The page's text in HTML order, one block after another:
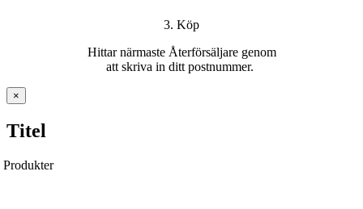
3. Köp
Hittarnärmaste Återförsäljare genom
att skriva in ditt postnummer.
Stäng
snabbvy
produkten
×
Titel
Produkter